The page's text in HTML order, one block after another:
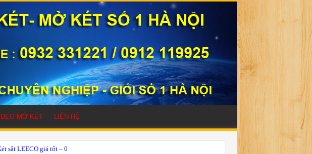
MỞ KÉT LIÊN HỆ
sắt LEECO giá tốt – 0932 331221